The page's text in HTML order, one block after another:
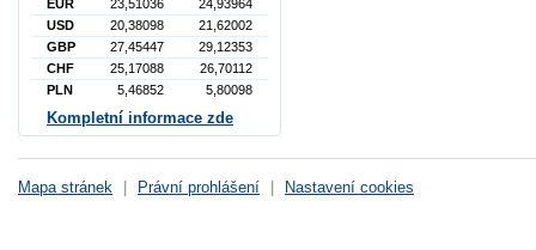
EUR
23,51036
24,93964
USD
20,38098
21,62002
GBP
27,45447
29,12353
CHF
25,17088
26,70112
PLN
5,46852 5,80098
Kompletní informace zde
Mapa stránek Právní prohlášení Nastavení cookies